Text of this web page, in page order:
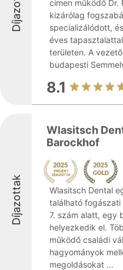
címen működő Dr.
kizárólag
specializálódott,
éves
területen. A
budapesti
8.1
Díjazottak
Wlasitsch
Barockhof
Wlasitsch Dental
található fogászati
7. szám alatt, egy
helyezkedik el.
működő családi
hagyományok
megoldásokat ...